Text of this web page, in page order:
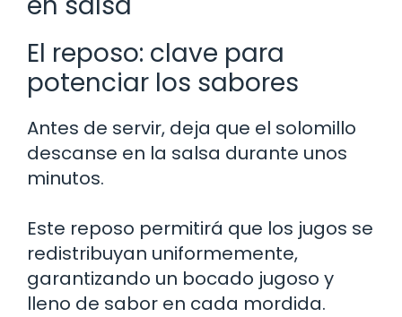
El reposo: clave para
potenciar los sabores
Antes de servir, deja que el solomillo
descanse en la salsa durante unos
minutos.
Este reposo permitirá que los jugos se
redistribuyan uniformemente,
garantizando un bocado jugoso y
lleno de sabor en cada mordida.